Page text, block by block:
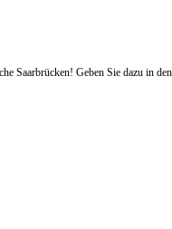
Geben Sie dazu in